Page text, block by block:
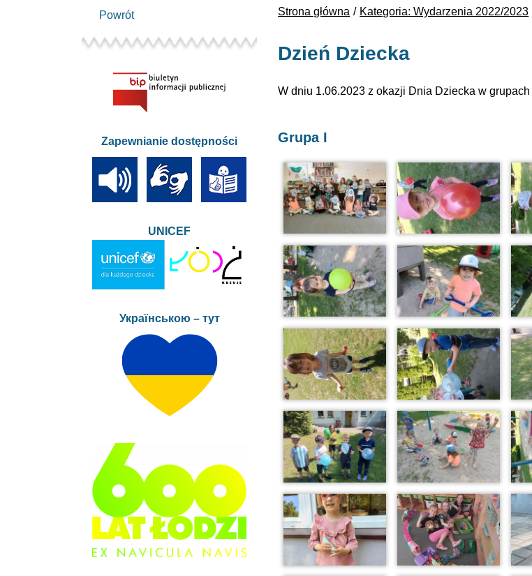
Strona główna Kategoria: Wydarzenia 2022/2023
Dzień Dziecka
W dniu 1.06.2023 z okazji Dnia Dziecka w
Grupa I
Powrót
Zapewnianie dostępności
UNICEF
Українською – тут